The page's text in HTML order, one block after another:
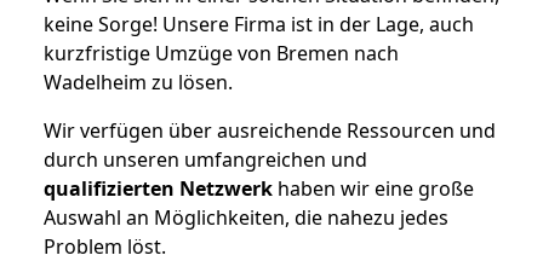
keine Sorge! Unsere Firma ist in der Lage, auch
kurzfristige Umzüge von Bremen nach
Wadelheim zu lösen.
Wir verfügen über ausreichende Ressourcen und
durch unseren umfangreichen und
qualifizierten Netzwerk haben wir eine große
Auswahl an Möglichkeiten, die nahezu jedes
Problem löst.